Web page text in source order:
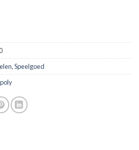
,Speelgoed